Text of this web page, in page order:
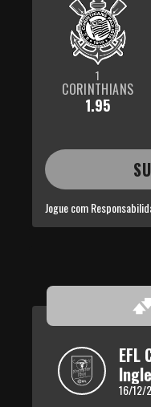
1
CORINTHIANS
1.95
Jogue com
EFL
16/12/